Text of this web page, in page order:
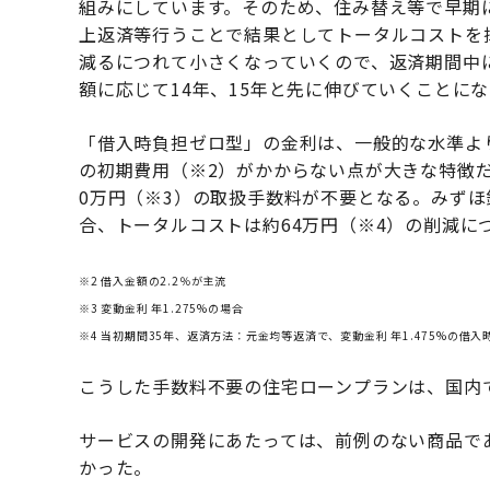
組みにしています。そのため、住み替え等で早
上返済等行うことで結果としてトータルコスト
減るにつれて小さくなっていくので、返済期間
額に応じて14年、15年と先に伸びていくことに
「借入時負担ゼロ型」の金利は、一般的な水準
の初期費用（※2）がかからない点が大きな特徴
0万円（※3）の取扱手数料が不要となる。みず
合、トータルコストは約64万円（※4）の削減に
※2 借入金額の2.2％が主流
※3 変動金利 年1.275%の場合
※4 当初期間35年、返済方法：元金均等返済で、変動金利 年1.475%の借
こうした手数料不要の住宅ローンプランは、国
サービスの開発にあたっては、前例のない商品
かった。